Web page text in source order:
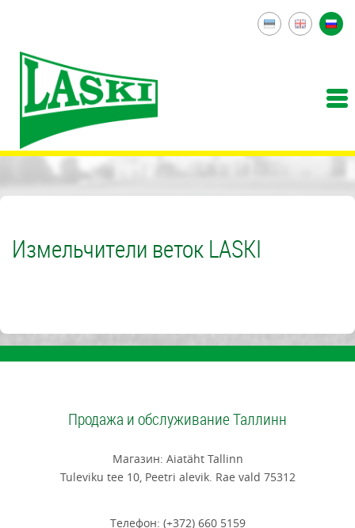
Измельчители веток LASKI
Продажа и обслуживание Таллинн
Mагазин: Aiatäht Tallinn
Tuleviku tee 10, Peetri alevik. Rae vald 75312
Tелефон: (+372) 660 5159